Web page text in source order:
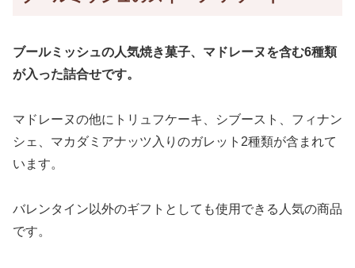
ブールミッシュの人気焼き菓子、マドレーヌを含む6種類
が入った詰合せです。
マドレーヌの他にトリュフケーキ、シブースト、フィナン
シェ、マカダミアナッツ入りのガレット2種類が含まれて
います。
バレンタイン以外のギフトとしても使用できる人気の商品
です。